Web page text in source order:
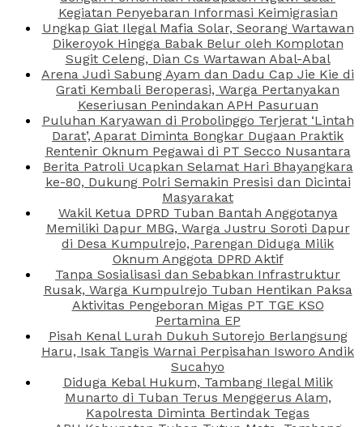
Kegiatan Penyebaran Informasi Keimigrasian
Ungkap Giat Ilegal Mafia Solar, Seorang Wartawan
Dikeroyok Hingga Babak Belur oleh Komplotan
Sugit Celeng, Dian Cs Wartawan Abal-Abal
Arena Judi Sabung Ayam dan Dadu Cap Jie Kie di
Grati Kembali Beroperasi, Warga Pertanyakan
Keseriusan Penindakan APH Pasuruan
Puluhan Karyawan di Probolinggo Terjerat ‘Lintah
Darat’, Aparat Diminta Bongkar Dugaan Praktik
Rentenir Oknum Pegawai di PT Secco Nusantara
Berita Patroli Ucapkan Selamat Hari Bhayangkara
ke-80, Dukung Polri Semakin Presisi dan Dicintai
Masyarakat
Wakil Ketua DPRD Tuban Bantah Anggotanya
Memiliki Dapur MBG, Warga Justru Soroti Dapur
di Desa Kumpulrejo, Parengan Diduga Milik
Oknum Anggota DPRD Aktif
Tanpa Sosialisasi dan Sebabkan Infrastruktur
Rusak, Warga Kumpulrejo Tuban Hentikan Paksa
Aktivitas Pengeboran Migas PT TGE KSO
Pertamina EP
Pisah Kenal Lurah Dukuh Sutorejo Berlangsung
Haru, Isak Tangis Warnai Perpisahan Isworo Andik
Sucahyo
Diduga Kebal Hukum, Tambang Ilegal Milik
Munarto di Tuban Terus Menggerus Alam,
Kapolresta Diminta Bertindak Tegas